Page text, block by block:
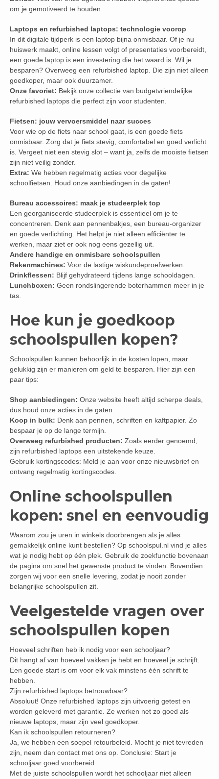
om je gemotiveerd te houden.
Laptops en refurbished laptops: technologie voorop
In dit digitale tijdperk is een laptop bijna onmisbaar. Of je nu
huiswerk maakt, online lessen volgt of presentaties voorbereidt,
een goede laptop is een investering die het waard is. Wil je
besparen? Overweeg een refurbished laptop. Die zijn niet alleen
goedkoper, maar ook duurzamer.
Onze favoriet: Bekijk onze collectie van budgetvriendelijke
refurbished laptops die perfect zijn voor studenten.
Fietsen: jouw vervoersmiddel naar succes
Voor wie op de fiets naar school gaat, is een goede fiets
onmisbaar. Zorg dat je fiets stevig, comfortabel en goed verlicht
is. Vergeet niet een stevig slot – want ja, zelfs de mooiste fietsen
zijn niet veilig zonder.
Extra: We hebben regelmatig acties voor degelijke
schoolfietsen. Houd onze aanbiedingen in de gaten!
Bureau accessoires: maak je studeerplek top
Een georganiseerde studeerplek is essentieel om je te
concentreren. Denk aan pennenbakjes, een bureau-organizer
en goede verlichting. Het helpt je niet alleen efficiënter te
werken, maar ziet er ook nog eens gezellig uit.
Andere handige en onmisbare schoolspullen
Rekenmachines: Voor de lastige wiskundeproefwerken.
Drinkflessen: Blijf gehydrateerd tijdens lange schooldagen.
Lunchboxen: Geen rondslingerende boterhammen meer in je
tas.
Hoe kun je goedkoop
schoolspullen kopen?
Schoolspullen kunnen behoorlijk in de kosten lopen, maar
gelukkig zijn er manieren om geld te besparen. Hier zijn een
paar tips:
Shop aanbiedingen: Onze website heeft altijd scherpe deals,
dus houd onze acties in de gaten.
Koop in bulk: Denk aan pennen, schriften en kaftpapier. Zo
bespaar je op de lange termijn.
Overweeg refurbished producten: Zoals eerder genoemd,
zijn refurbished laptops een uitstekende keuze.
Gebruik kortingscodes: Meld je aan voor onze nieuwsbrief en
ontvang regelmatig kortingscodes.
Online schoolspullen
kopen: snel en eenvoudig
Waarom zou je uren in winkels doorbrengen als je alles
gemakkelijk online kunt bestellen? Op schoolspul.nl vind je alles
wat je nodig hebt op één plek. Gebruik de zoekfunctie bovenaan
de pagina om snel het gewenste product te vinden. Bovendien
zorgen wij voor een snelle levering, zodat je nooit zonder
belangrijke schoolspullen zit.
Veelgestelde vragen over
schoolspullen kopen
Hoeveel schriften heb ik nodig voor een schooljaar?
Dit hangt af van hoeveel vakken je hebt en hoeveel je schrijft.
Een goede start is om voor elk vak minstens één schrift te
hebben.
Zijn refurbished laptops betrouwbaar?
Absoluut! Onze refurbished laptops zijn uitvoerig getest en
worden geleverd met garantie. Ze werken net zo goed als
nieuwe laptops, maar zijn veel goedkoper.
Kan ik schoolspullen retourneren?
Ja, we hebben een soepel retourbeleid. Mocht je niet tevreden
zijn, neem dan contact met ons op. Conclusie: Start je
schooljaar goed voorbereid
Met de juiste schoolspullen wordt het schooljaar niet alleen